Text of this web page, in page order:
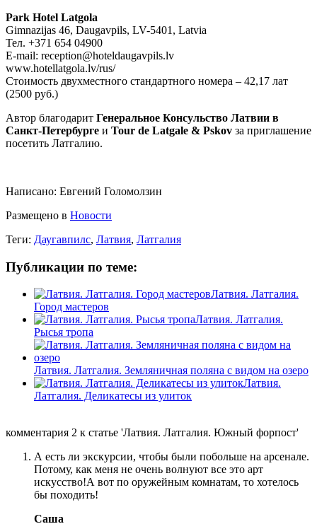
Park Hotel Latgola
Gimnazijas 46, Daugavpils, LV-5401, Latvia
Тел. +371 654 04900
E-mail: reception@hoteldaugavpils.lv
www.hotellatgola.lv/rus/
Стоимость двухместного стандартного номера – 42,17 лат
(2500 руб.)
Автор благодарит Генеральное Консульство Латвии в
Санкт-Петербурге и Tour de Latgale & Pskov за приглашение
посетить Латгалию.
Написано: Евгений Голомолзин
Размещено в Новости
Теги: Даугавпилс, Латвия, Латгалия
Публикации по теме:
Латвия. Латгалия.
Город мастеров
Латвия. Латгалия.
Рысья тропа
Латвия. Латгалия. Земляничная поляна с видом на озеро
Латвия.
Латгалия. Деликатесы из улиток
комментария 2 к статье 'Латвия. Латгалия. Южный форпост'
А есть ли экскурсии, чтобы были побольше на арсенале.
Потому, как меня не очень волнуют все это арт
искусство!А вот по оружейным комнатам, то хотелось
бы походить!
Саша